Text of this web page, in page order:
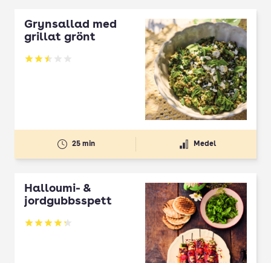
Grynsallad med
grillat grönt
Betyg: 2.5 av 5
25 min Medel
Halloumi- &
jordgubbsspett
Betyg: 4.3 av 5